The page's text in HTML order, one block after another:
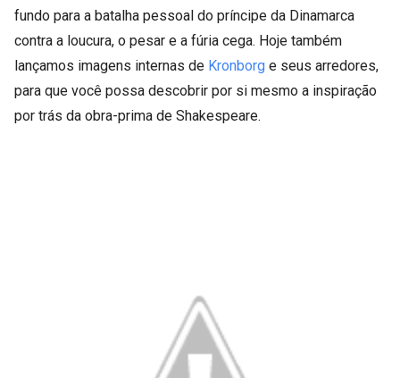
fundo para a batalha pessoal do príncipe da Dinamarca
contra a loucura, o pesar e a fúria cega. Hoje também
lançamos imagens internas de Kronborg e seus arredores,
para que você possa descobrir por si mesmo a inspiração
por trás da obra-prima de Shakespeare.